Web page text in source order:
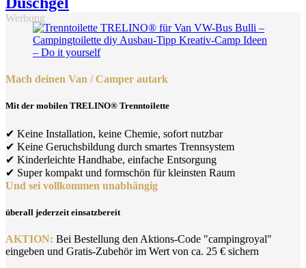
Werbung
Mach deinen Van / Camper autark
Mit der mobilen TRELINO® Trenntoilette
✔ Keine Installation, keine Chemie, sofort nutzbar
✔ Keine Geruchsbildung durch smartes Trennsystem
✔ Kinderleichte Handhabe, einfache Entsorgung
✔ Super kompakt und formschön für kleinsten Raum
Und sei vollkommen unabhängig
überall jederzeit einsatzbereit
AKTION: Bei Bestellung den Aktions-Code "campingroyal"
eingeben und Gratis-Zubehör im Wert von ca. 25 € sichern